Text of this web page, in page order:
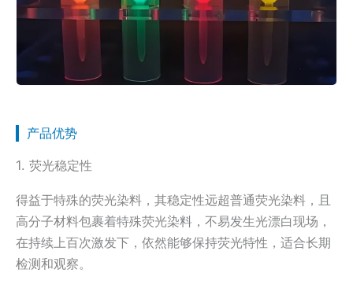
产品优势
1. 荧光稳定性
得益于特殊的荧光染料，其稳定性远超普通荧光染料，且
高分子材料包裹着特殊荧光染料，不易发生光漂白现场，
在持续上百次激发下，依然能够保持荧光特性，适合长期
检测和观察。